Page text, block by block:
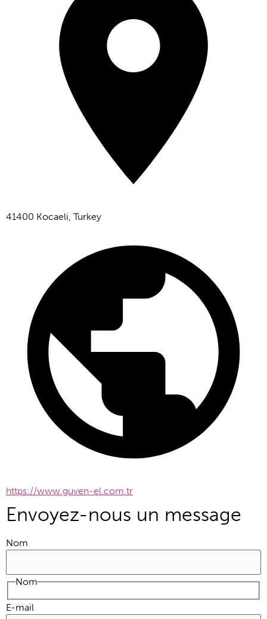
41400 Kocaeli, Turkey
https://www.guven-el.com.tr
Envoyez-nous un message
Nom
Nom
E-mail